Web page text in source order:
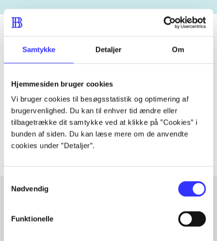
Samtykke Detaljer Om
Hjemmesiden bruger cookies
Vi bruger cookies til besøgsstatistik og optimering af
brugervenlighed. Du kan til enhver tid ændre eller
tilbagetrække dit samtykke ved at klikke på ”Cookies” i
bunden af siden. Du kan læse mere om de anvendte
cookies under ”Detaljer”.
Nødvendig
Funktionelle
Tidsskrift
lorem ipsum dolor sit amet ...
Tidsskrift
Artiklerne i handler ofte om
Artikler med samme emner